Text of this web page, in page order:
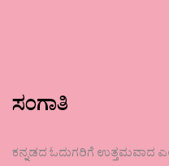
ಸಂಗಾತಿ
ಕನ್ನಡದ ಓದುಗರಿಗೆ ಉತ್ತಮವಾದ